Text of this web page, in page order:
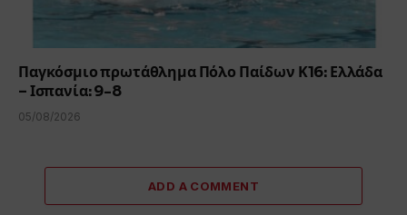
Παγκόσμιο πρωτάθλημα Πόλο Παίδων Κ16: Ελλάδα
– Ισπανία: 9-8
05/08/2026
ADD A COMMENT